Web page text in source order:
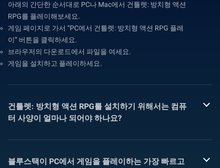
아래의 간단한 순서대로 PC나 Mac에서 건틀렛: 방치형 액션
RPG를 플레이해보세요.
게임 페이지로 가서 “PC에서 건틀렛: 방치형 액션 RPG 플레
이” 버튼을 클릭하세요.
브라우저의 다운로드에서 파일을 여세요.
게임을 설치하고 플레이하세요.
건틀렛: 방치형 액션 RPG를 설치하기 위해서는 컴퓨
터 사양이 얼마나 되어야 하나요?
블루스택이 PC에서 게임을 플레이하는 가장 빠르고